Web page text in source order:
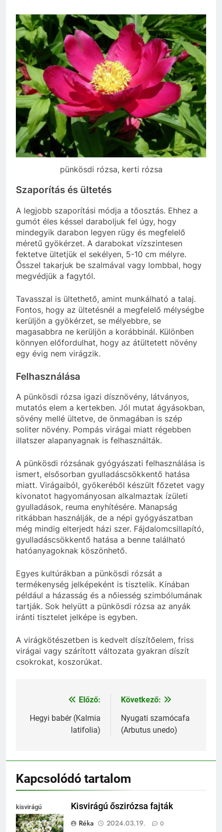
pünkösdi rózsa, kerti rózsa
Szaporítás és ültetés
A legjobb szaporítási módja a tőosztás. Ehhez a
gumót éles késsel daraboljuk fel úgy, hogy
mindegyik darabon legyen rügy és megfelelő
méretű gyökérzet. A darabokat vízszintesen
fektetve ültetjük el sekélyen, 5-10 cm mélyre.
Ősszel takarjuk be szalmával vagy lombbal, hogy
megvédjük a fagytól.
Tavasszal is ültethető, amint munkálható a talaj.
Fontos, hogy az ültetésnél a megfelelő mélységbe
kerüljön a gyökérzet, se mélyebbre, se
magasabbra ne kerüljön a korábbinál. Különben
könnyen előfordulhat, hogy az átültetett növény
egy évig nem virágzik.
Felhasználása
A pünkösdi rózsa igazi dísznövény, látványos,
mutatós elem a kertekben. Jól mutat ágyásokban,
sövény mellé ültetve, de önmagában is szép
soliter növény. Pompás virágai miatt régebben
illatszer alapanyagnak is felhasználták.
A pünkösdi rózsának gyógyászati felhasználása is
ismert, elsősorban gyulladáscsökkentő hatása
miatt. Virágaiból, gyökeréből készült főzetet vagy
kivonatot hagyományosan alkalmaztak ízületi
gyulladások, reuma enyhítésére. Manapság
ritkábban használják, de a népi gyógyászatban
még mindig elterjedt házi szer. Fájdalomcsillapító,
gyulladáscsökkentő hatása a benne található
hatóanyagoknak köszönhető.
Egyes kultúrákban a pünkösdi rózsát a
termékenység jelképeként is tisztelik. Kínában
például a házasság és a nőiesség szimbólumának
tartják. Sok helyütt a pünkösdi rózsa az anyák
iránti tisztelet jelképe is egyben.
A virágkötészetben is kedvelt díszítőelem, friss
virágai vagy szárított változata gyakran díszít
csokrokat, koszorúkat.
Bejegyzés
navigáció
Előző:
Hegyi babér (Kalmia
latifolia)
Következő:
Nyugati szamócafa
(Arbutus unedo)
Kapcsolódó tartalom
kisvirágú
őszirózsa
Kisvirágú őszirózsa fajták
Réka
2024.03.19. 0